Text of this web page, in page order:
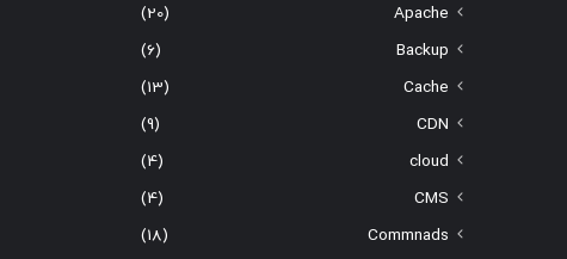
Apache
(20)
Backup
(6)
Cache
(13)
CDN
(9)
cloud
(4)
CMS
(4)
Commnads
(18)